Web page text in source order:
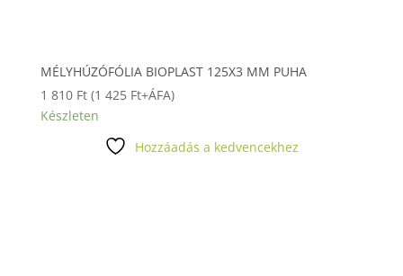
MÉLYHÚZÓFÓLIA BIOPLAST 125X3 MM PUHA
1 810 Ft (1 425 Ft+ÁFA)
Készleten
Hozzáadás a kedvencekhez